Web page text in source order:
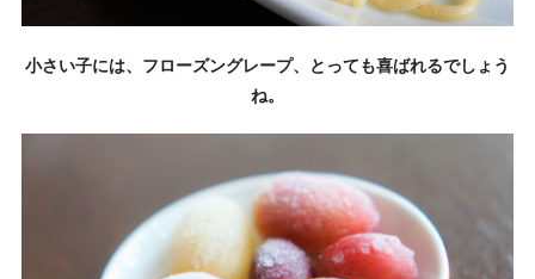
小さい子には、フローズングレープ、とっても喜ばれるでしょう
ね。